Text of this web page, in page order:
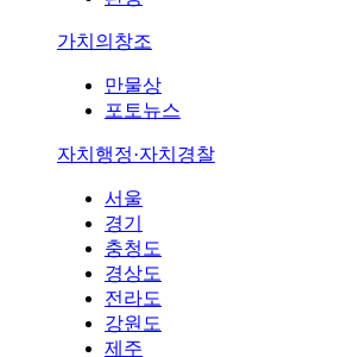
가치의창조
만물상
포토뉴스
자치행정·자치경찰
서울
경기
충청도
경상도
전라도
강원도
제주